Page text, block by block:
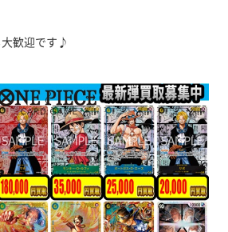
歓迎です♪